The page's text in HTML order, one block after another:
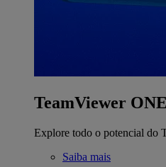
TeamViewer ONE
Explore todo o potencial do
Saiba mais